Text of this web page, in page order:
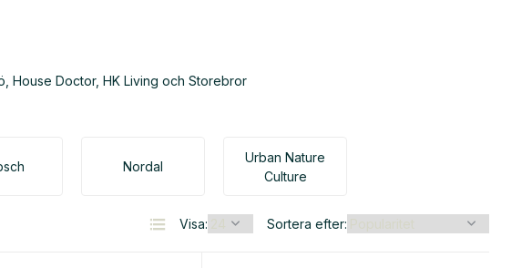
House Doctor, HK Living och Storebror
Nordal
Urban Nature
Culture
Visa: Sortera efter: